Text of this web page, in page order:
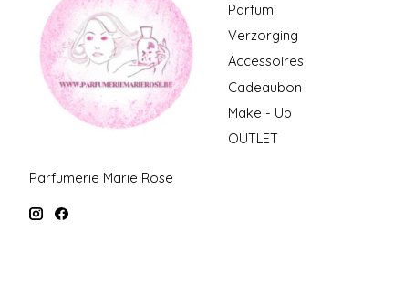
Parfumerie Marie Rose
Parfum
Verzorging
Accessoires
Cadeaubon
Make - Up
OUTLET